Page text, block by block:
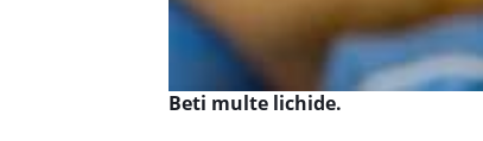
Beti multe lichide.